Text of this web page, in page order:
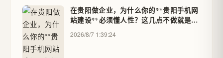
在贵阳做企业，为什么你的**贵阳手机网
站建设**必须懂人性？这几点不做就是扔
钱，老站长掏心窝子告诉你真相
2026/8/7 1:39:24